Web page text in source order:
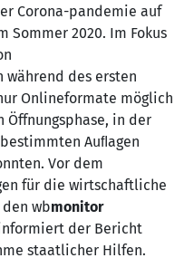
Corona-pandemie auf
2020. Im Fokus
des ersten
Onlineformate möglich
Öffnungsphase, in der
Auﬂagen
Vor dem
für die wirtschaftliche
wbmonitor
der Bericht
staatlicher Hilfen.